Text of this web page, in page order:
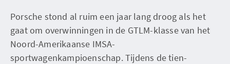
Porsche stond al ruim een jaar lang droog als het
gaat om overwinningen in de GTLM-klasse van het
Noord-Amerikaanse IMSA-
sportwagenkampioenschap. Tijdens de tien-